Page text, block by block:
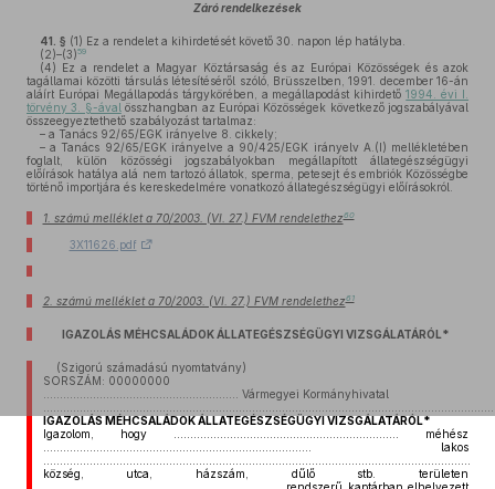
Záró rendelkezések
41. § (1) Ez a rendelet a kihirdetését követő 30. napon lép hatályba.
(2)–(3)59
(4) Ez a rendelet a Magyar Köztársaság és az Európai Közösségek és azok
tagállamai közötti társulás létesítéséről szóló, Brüsszelben, 1991. december 16-án
aláírt Európai Megállapodás tárgykörében, a megállapodást kihirdető1994. évi I.
törvény 3. §-ával összhangban az Európai Közösségek következő jogszabályával
összeegyeztethető szabályozást tartalmaz:
– a Tanács 92/65/EGK irányelve 8. cikkely;
– a Tanács 92/65/EGK irányelve a 90/425/EGK irányelv A.(I) mellékletében
foglalt, külön közösségi jogszabályokban megállapított állategészségügyi
előírások hatálya alá nem tartozó állatok, sperma, petesejt és embriók Közösségbe
történő importjára és kereskedelmére vonatkozó állategészségügyi előírásokról.
1. számú melléklet a 70/2003. (VI. 27.) FVM rendelethez60
3X11626.pdf
2. számú melléklet a 70/2003. (VI. 27.) FVM rendelethez61
IGAZOLÁS MÉHCSALÁDOK ÁLLATEGÉSZSÉGÜGYI VIZSGÁLATÁRÓL*
(Szigorú számadású nyomtatvány)
SORSZÁM: 00000000
........................................................... Vármegyei Kormányhivatal
IGAZOLÁS MÉHCSALÁDOK ÁLLATEGÉSZSÉGÜGYI VIZSGÁLATÁRÓL*
Igazolom, hogy .................................................................... méhész
................................................................................. lakos
község, utca, házszám, dűlő stb. területen